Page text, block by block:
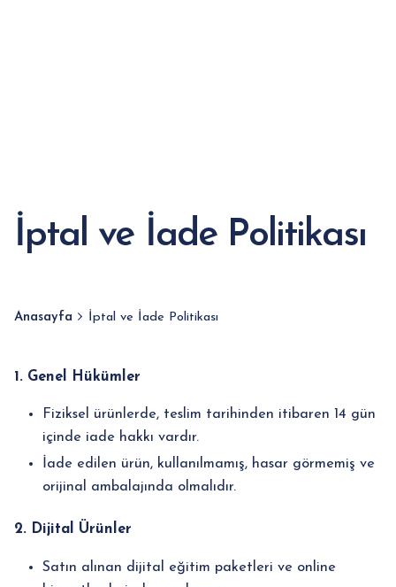
İptal ve İade Politikası
Anasayfa İptal ve İade Politikası
1. Genel Hükümler
Fiziksel ürünlerde, teslim tarihinden itibaren 14 gün
içinde iade hakkı vardır.
İade edilen ürün, kullanılmamış, hasar görmemiş ve
orijinal ambalajında olmalıdır.
2. Dijital Ürünler
Satın alınan dijital eğitim paketleri ve online